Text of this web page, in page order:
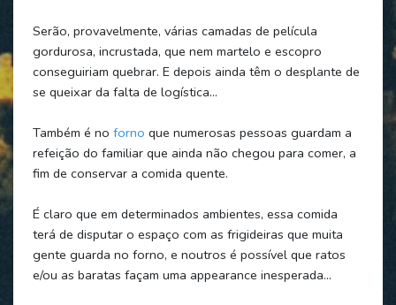
Serão, provavelmente, várias camadas de película
gordurosa, incrustada, que nem martelo e escopro
conseguiriam quebrar. E depois ainda têm o desplante de
se queixar da falta de logística…
Também é no forno que numerosas pessoas guardam a
refeição do familiar que ainda não chegou para comer, a
fim de conservar a comida quente.
É claro que em determinados ambientes, essa comida
terá de disputar o espaço com as frigideiras que muita
gente guarda no forno, e noutros é possível que ratos
e/ou as baratas façam uma appearance inesperada…